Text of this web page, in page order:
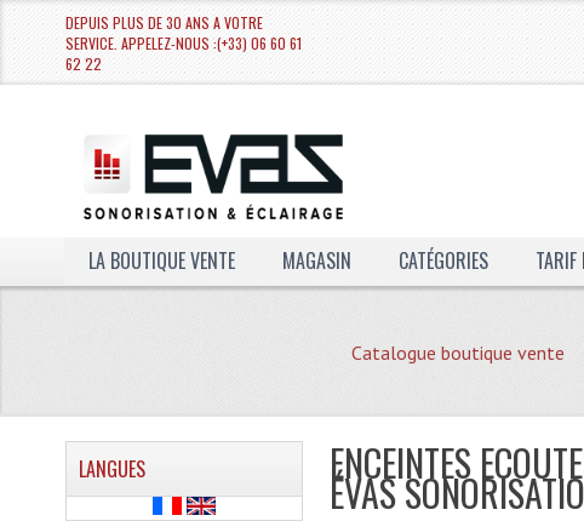
DEPUIS PLUS DE 30 ANS A VOTRE
SERVICE. APPELEZ-NOUS :(+33) 06 60 61
62 22
LA BOUTIQUE VENTE MAGASIN CATÉGORIES TARIF
Catalogue boutique vente
ENCEINTES
ÉVAS
LANGUES